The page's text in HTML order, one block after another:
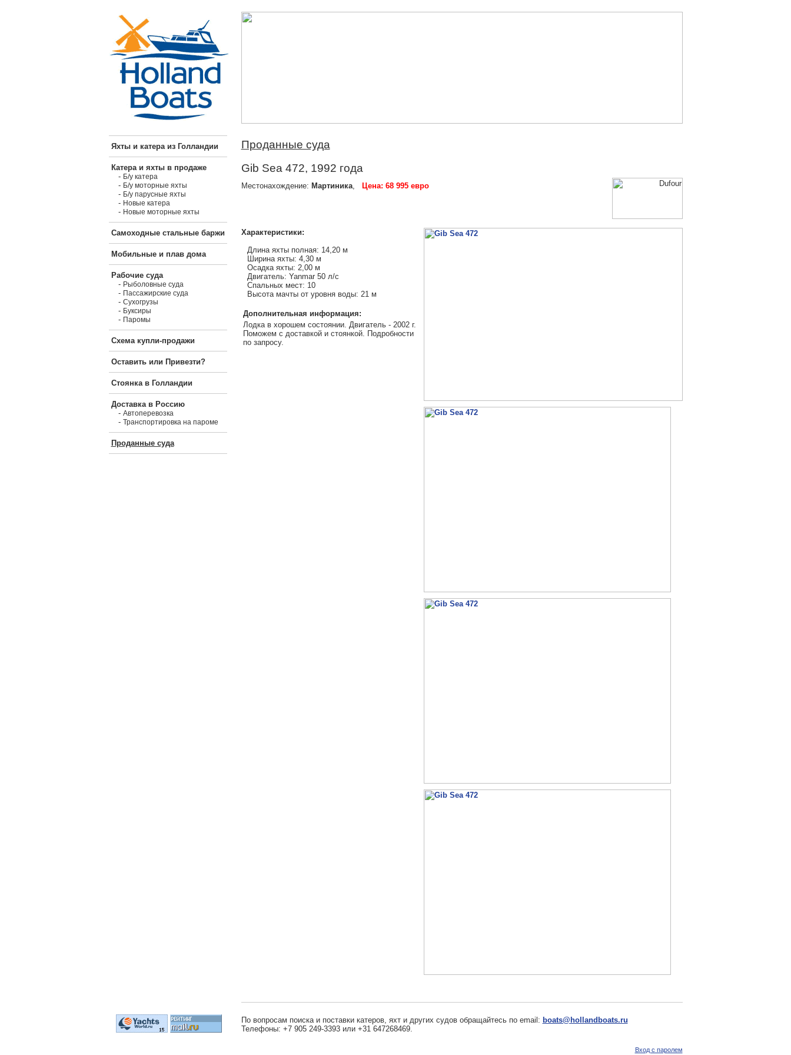
Яхты и катера из Голландии
Катера и яхты в продаже
- Б/у катера
- Б/у моторные яхты
- Б/у парусные яхты
- Новые катера
- Новые моторные яхты
Самоходные стальные баржи
Мобильные и плав дома
Рабочие суда
- Рыболовные суда
- Пассажирские суда
- Сухогрузы
- Буксиры
- Паромы
Схема купли-продажи
Оставить или Привезти?
Стоянка в Голландии
Доставка в Россию
- Автоперевозка
- Транспортировка на пароме
Проданные суда
Проданные суда
Gib Sea 472, 1992 года
Местонахождение: Мартиника, Цена: 68 995 евро
Характеристики:
Длина яхты полная: 14,20 м
Ширина яхты: 4,30 м
Осадка яхты: 2,00 м
Двигатель: Yanmar 50 л/с
Спальных мест: 10
Высота мачты от уровня воды: 21 м
Дополнительная информация:
Лодка в хорошем состоянии. Двигатель - 2002 г.
Поможем с доставкой и стоянкой. Подробности
по запросу.
По вопросам поиска и поставки катеров, яхт и других судов обращайтесь по email: boats@hollandboats.ru
Телефоны: +7 905 249-3393 или +31 647268469.
Вход с паролем